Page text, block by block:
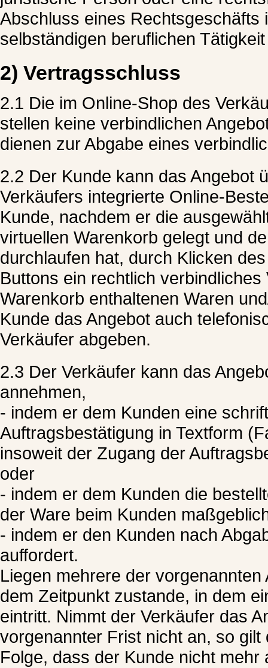
Abschluss eines Rechtsgeschäfts
selbständigen beruflichen
2) Vertragsschluss
2.1 Die im Online-Shop des
stellen keine verbindlichen
dienen zur Abgabe eines
2.2 Der Kunde kann das Angebot
Verkäufers integrierte Online-
Kunde, nachdem er die
virtuellen Warenkorb gelegt und
durchlaufen hat, durch Klicken
Buttons ein rechtlich
Warenkorb enthaltenen Waren
Kunde das Angebot auch
Verkäufer abgeben.
2.3 Der Verkäufer kann das
annehmen,
- indem er dem Kunden eine
Auftragsbestätigung in Textform
insoweit der Zugang der
oder
- indem er dem Kunden die
der Ware beim Kunden
- indem er den Kunden nach
auffordert.
Liegen mehrere der
dem Zeitpunkt zustande, in dem
eintritt. Nimmt der Verkäufer das
vorgenannter Frist nicht an, so
Folge, dass der Kunde nicht